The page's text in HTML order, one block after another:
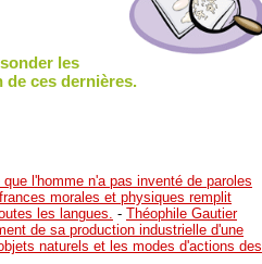
les
de ces dernières.
l'homme n'a pas inventé de paroles
morales et physiques remplit
les langues. - Théophile Gautier
de sa production industrielle d'une
naturels et les modes d'actions des